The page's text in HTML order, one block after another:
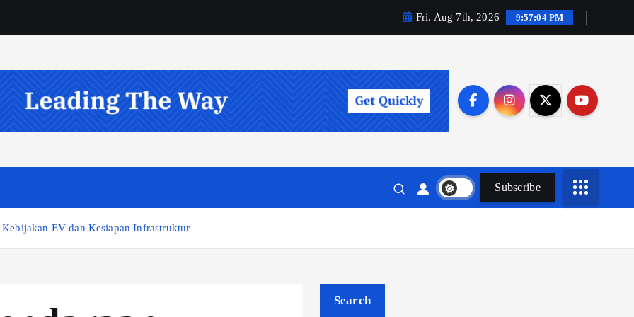
Fri. Aug 7th, 2026 9:57:05 PM
Subscribe
EV dan Kesiapan Infrastruktur
Search